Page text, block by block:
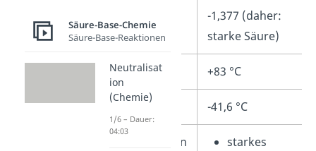
-1,377 (daher:
starke Säure)
Siedepunkt +83 °C
Schmelzpunkt -41,6 °C
Besonderheiten
starkes
Säure-Base-Chemie
Säure-Base-Reaktionen
Neutralisat
ion
(Chemie)
1/6 – Dauer:
04:03